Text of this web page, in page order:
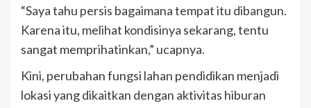
“Saya tahu persis bagaimana tempat itu dibangun.
Karena itu, melihat kondisinya sekarang, tentu
sangat memprihatinkan,” ucapnya.
Kini, perubahan fungsi lahan pendidikan menjadi
lokasi yang dikaitkan dengan aktivitas hiburan